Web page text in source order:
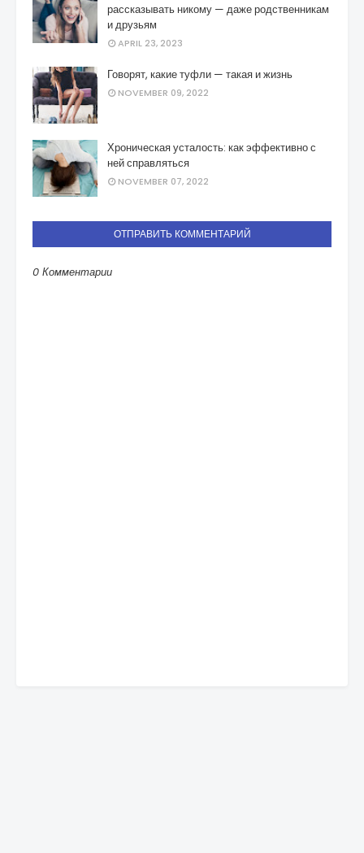
рассказывать никому — даже родственникам
и друзьям
APRIL 23, 2023
Говорят, какие туфли — такая и жизнь
NOVEMBER 09, 2022
Хроническая усталость: как эффективно с
ней справляться
NOVEMBER 07, 2022
ОТПРАВИТЬ КОММЕНТАРИЙ
0 Комментарии